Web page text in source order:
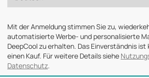
Mit der Anmeldung stimmen Sie zu,
automatisierte Werbe- und personalisierte
DeepCool zu erhalten. Das Einverständnis
einen Kauf. Für weitere Details siehe
Datenschutz.